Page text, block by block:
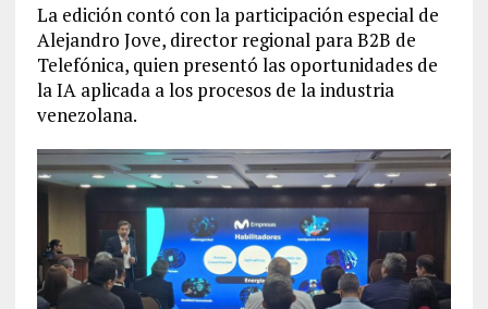
La edición contó con la participación especial de
Alejandro Jove, director regional para B2B de
Telefónica, quien presentó las oportunidades de
la IA aplicada a los procesos de la industria
venezolana.